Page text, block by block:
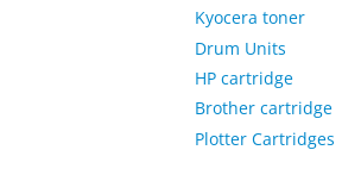
Kyocera toner
Drum Units
HP cartridge
Brother cartridge
Plotter Cartridges